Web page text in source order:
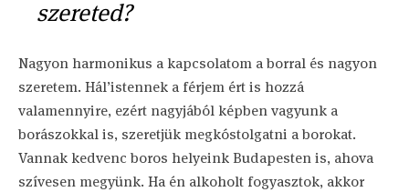
szereted?
Nagyon harmonikus a kapcsolatom a borral és nagyon
szeretem. Hál’istennek a férjem ért is hozzá
valamennyire, ezért nagyjából képben vagyunk a
borászokkal is, szeretjük megkóstolgatni a borokat.
Vannak kedvenc boros helyeink Budapesten is, ahova
szívesen megyünk. Ha én alkoholt fogyasztok, akkor